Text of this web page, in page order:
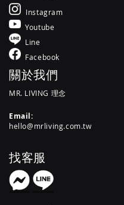
Instagram
Youtube
Line
Facebook
關於我們
MR. LIVING 理念
Email:
hello@mrliving.com.tw
找客服